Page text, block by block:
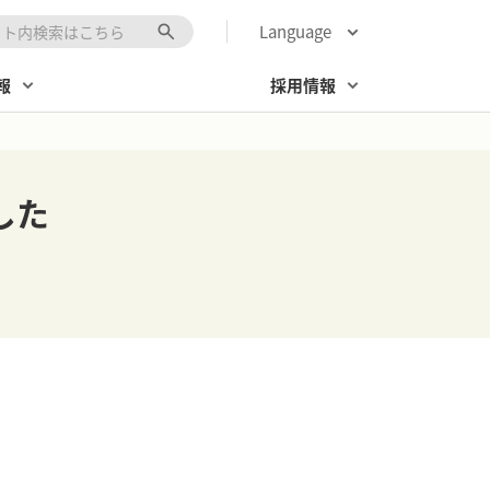
採用情報
ワード入力 Language
た